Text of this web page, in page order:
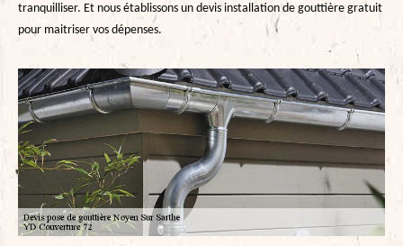
tranquilliser. Et nous établissons un devis installation de gouttière gratuit
pour maitriser vos dépenses.